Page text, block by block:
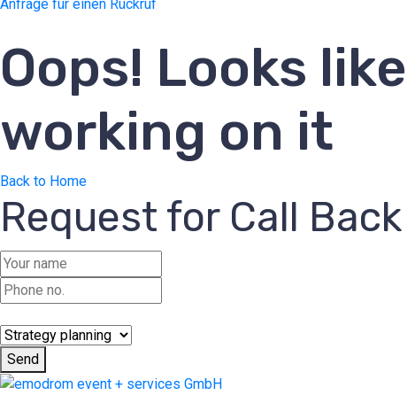
Anfrage für einen Rückruf
Oops! Looks
working on it
Back to Home
Request for Call Back
Send